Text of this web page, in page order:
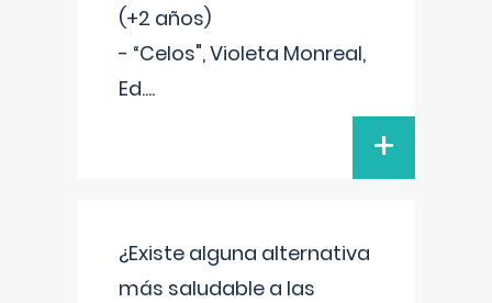
(+2 años)
- “Celos", Violeta Monreal,
Ed....
+
¿Existe alguna alternativa
más saludable a las